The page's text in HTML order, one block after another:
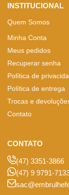
INSTITUCIONAL
Quem Somos
Minha Conta
Meus pedidos
Recuperar senha
Política de
Política de entrega
Trocas e
Contato
CONTATO
(47) 3351-3866
(47) 9 9791-